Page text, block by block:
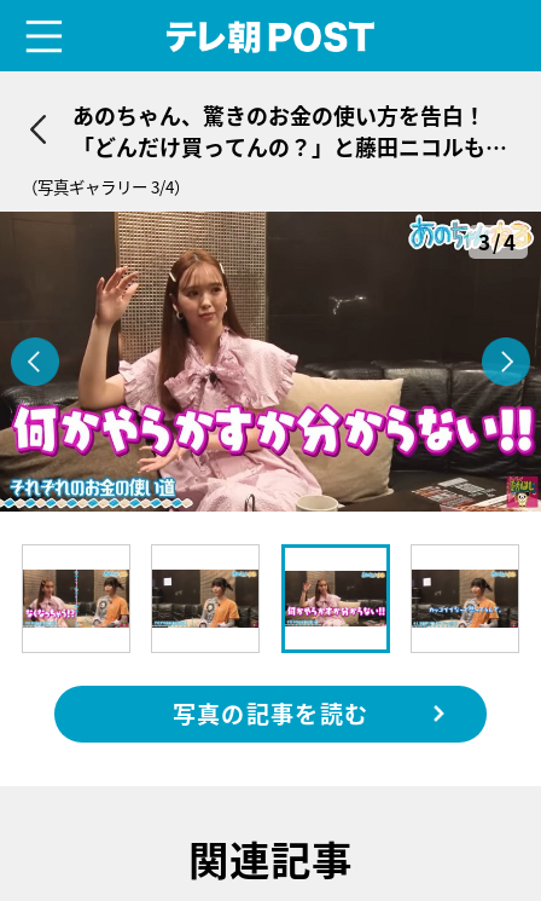
あのちゃん、驚きのお金の使い方を告白！
「どんだけ買ってんの？」と藤田ニコルも驚
き
（写真ギャラリー 3/4）
3/4
写真の記事を読む
関連記事